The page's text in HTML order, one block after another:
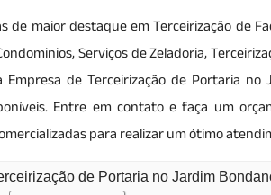
de maior destaque em Terceirização de
Serviços de Zeladoria,
de Terceirização de Portaria no
Entre em contato e faça um
para realizar um ótimo
de Portaria no Jardim